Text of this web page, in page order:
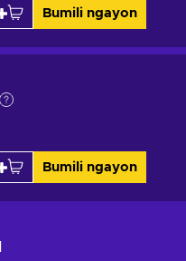
Bumili ngayon
Bumili ngayon